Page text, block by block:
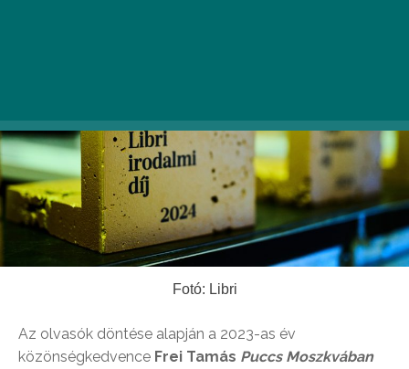
Fotó: Libri
Az olvasók döntése alapján a 2023-as év
közönségkedvence Frei Tamás Puccs Moszkvában